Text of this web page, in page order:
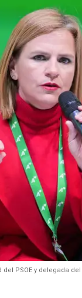
PSOE y delegada